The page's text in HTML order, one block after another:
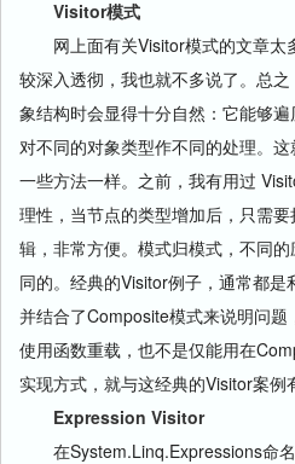
Visitor模式
网上面有关Visitor模式的文章太
较深入透彻，我也就不多说了。总
象结构时会显得十分自然：它能够
对不同的对象类型作不同的处理。
一些方法一样。之前，我有用过
理性，当节点的类型增加后，只需
辑，非常方便。模式归模式，不同
同的。经典的Visitor例子，通常都是
并结合了Composite模式来说明问
使用函数重载，也不是仅能用在
实现方式，就与这经典的Visitor案例
Expression Visitor
在System.Linq.Expressions命